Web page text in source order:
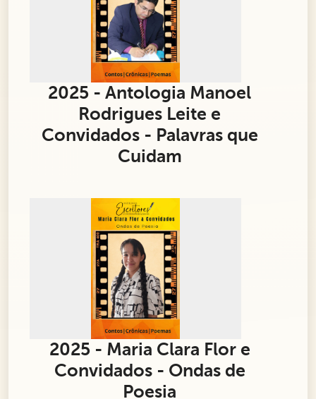
2025 - Antologia Manoel
Rodrigues Leite e
Convidados - Palavras que
Cuidam
2025 - Maria Clara Flor e
Convidados - Ondas de
Poesia